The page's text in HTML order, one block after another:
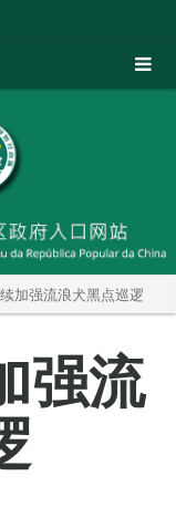
加强流浪犬黑点巡逻
强流